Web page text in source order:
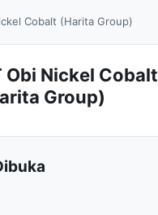
Cobalt (Harita Group)
Obi Nickel Cobalt
Group)